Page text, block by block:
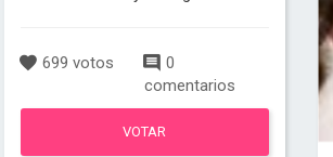
699 votos
0
comentarios
VOTAR